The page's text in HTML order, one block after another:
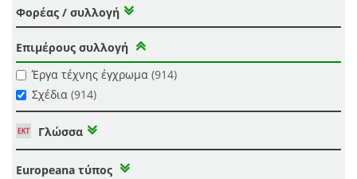
Φορέας / συλλογή
Επιμέρους συλλογή
Έργα τέχνης έγχρωμα (914)
Σχέδια (914)
Γλώσσα
Europeana τύπος